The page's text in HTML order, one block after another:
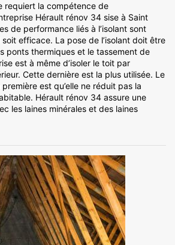
requiert la compétence de
Hérault rénov 34 sise à Saint
de performance liés à l’isolant sont
soit efficace. La pose de l’isolant doit être
ponts thermiques et le tassement de
est à même d’isoler le toit par
Cette dernière est la plus utilisée. Le
est qu’elle ne réduit pas la
Hérault rénov 34 assure une
les laines minérales et des laines